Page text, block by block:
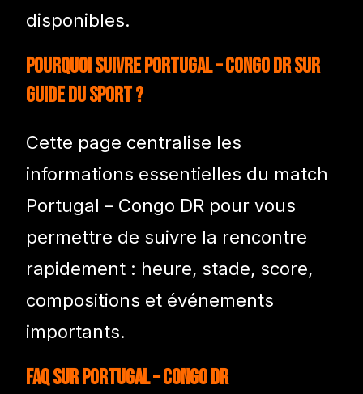
disponibles.
Pourquoi suivre Portugal – Congo DR sur
Guide du Sport ?
Cette page centralise les
informations essentielles du match
Portugal – Congo DR pour vous
permettre de suivre la rencontre
rapidement : heure, stade, score,
compositions et événements
importants.
FAQ sur Portugal – Congo DR